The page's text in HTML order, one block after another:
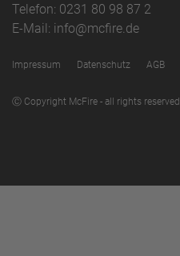
Telefon: 0231 80 98 87 2
E-Mail: info@mcfire.de
Impressum Datenschutz AGB
Ⓒ Copyright McFire - all rights reserved